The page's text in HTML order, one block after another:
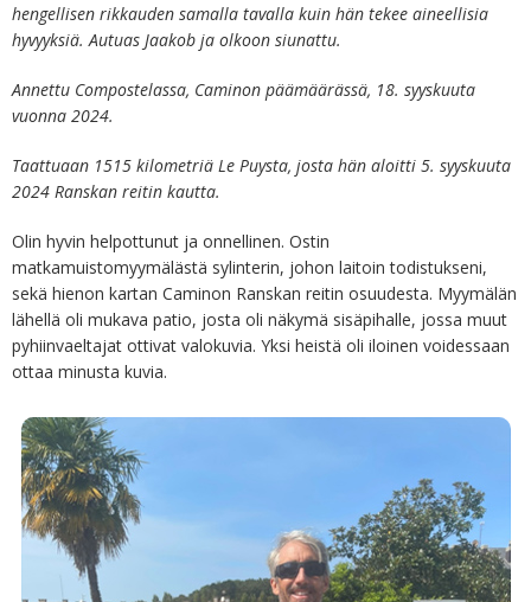
hengellisen rikkauden samalla tavalla kuin hän tekee aineellisia
hyvyyksiä. Autuas Jaakob ja olkoon siunattu.
Annettu Compostelassa, Caminon päämäärässä, 18. syyskuuta
vuonna 2024.
Taattuaan 1515 kilometriä Le Puysta, josta hän aloitti 5. syyskuuta
2024 Ranskan reitin kautta.
Olin hyvin helpottunut ja onnellinen. Ostin
matkamuistomyymälästä sylinterin, johon laitoin todistukseni,
sekä hienon kartan Caminon Ranskan reitin osuudesta. Myymälän
lähellä oli mukava patio, josta oli näkymä sisäpihalle, jossa muut
pyhiinvaeltajat ottivat valokuvia. Yksi heistä oli iloinen voidessaan
ottaa minusta kuvia.